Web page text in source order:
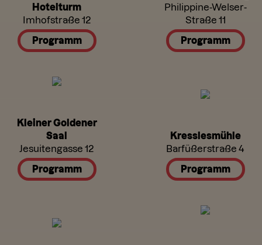
Hotelturm
Imhofstraße 12
Programm
Philippine-Welser-
Straße 11
Programm
Kleiner Goldener
Saal
Jesuitengasse 12
Programm
Kresslesmühle
Barfüßerstraße 4
Programm